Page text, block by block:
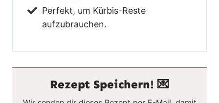
Perfekt, um Kürbis-Reste
aufzubrauchen.
Rezept Speichern! 💌